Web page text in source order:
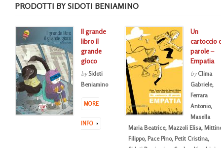
PRODOTTI BY SIDOTI BENIAMINO
Il grande
libro il
grande
gioco
bySidoti
Beniamino
MORE
INFO
Un
cartoccio
parole –
Empatia
byClima
Gabriele,
Ferrara
Antonio,
Masella
Maria Beatrice, Mazzoli Elisa,
Filippo, Pace Pino, Petit Cristina,